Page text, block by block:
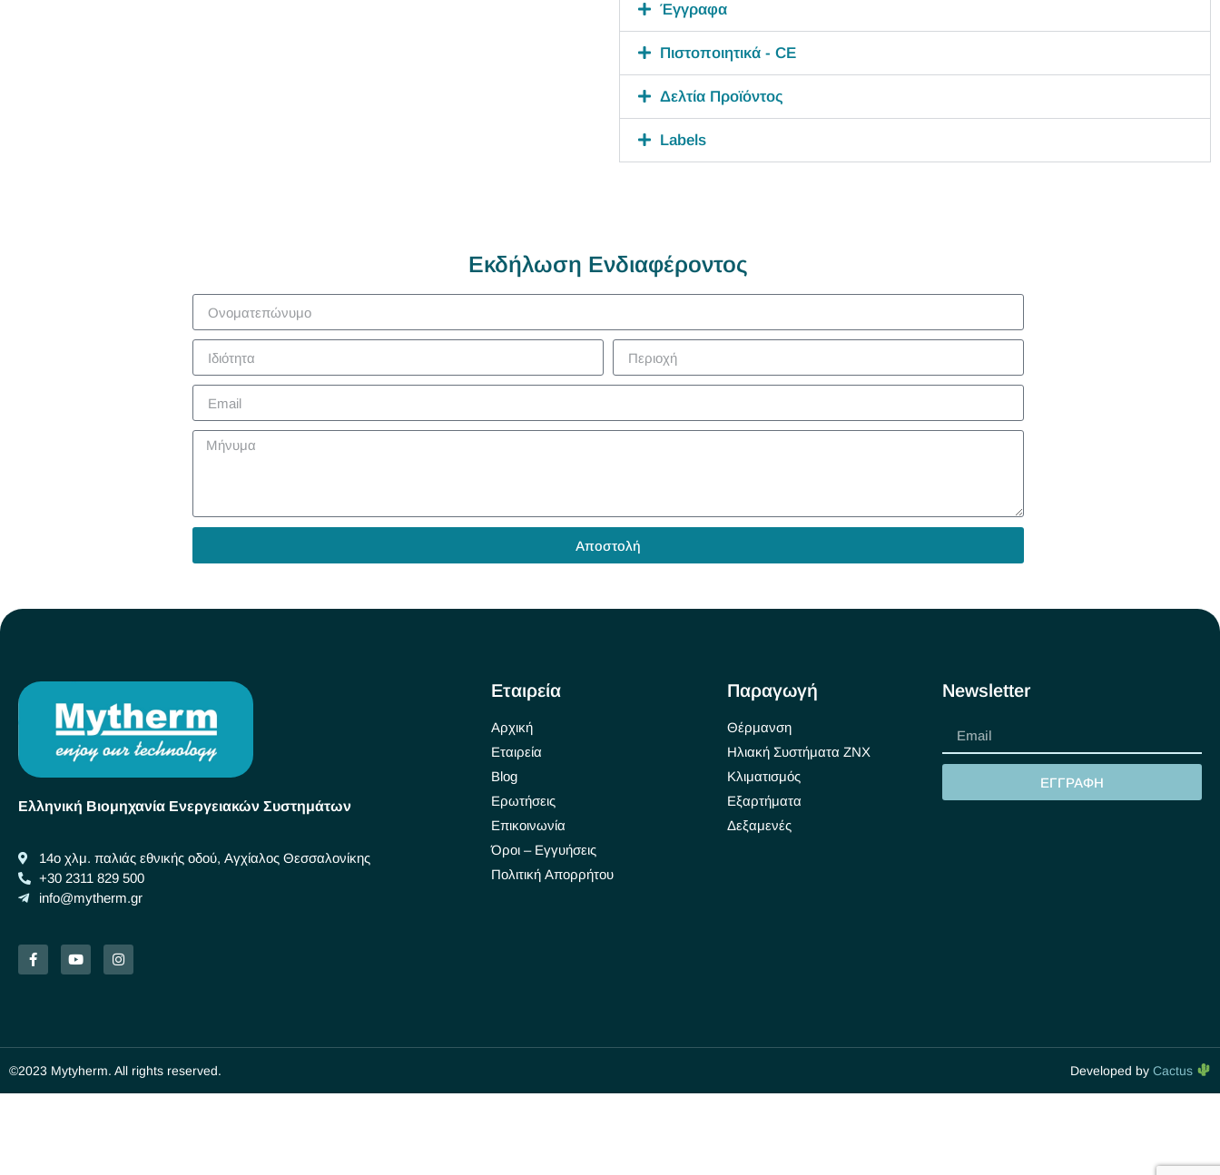
Έγγραφα
Πιστοποιητικά - CE
Δελτία Προϊόντος
Labels
Εκδήλωση Ενδιαφέροντος
Αποστολή
Ελληνική Βιομηχανία Ενεργειακών Συστημάτων
14ο χλμ. παλιάς εθνικής οδού, Αγχίαλος Θεσσαλονίκης
+30 2311 829 500
info@mytherm.gr
Εταιρεία
Αρχική
Εταιρεία
Blog
Ερωτήσεις
Επικοινωνία
Όροι – Εγγυήσεις
Πολιτική Απορρήτου
Παραγωγή
Θέρμανση
Ηλιακή Συστήματα ΖΝΧ
Κλιματισμός
Εξαρτήματα
Δεξαμενές
Newsletter
ΕΓΓΡΑΦΗ
©2023 Mytyherm. All rights reserved. Developed byCactus